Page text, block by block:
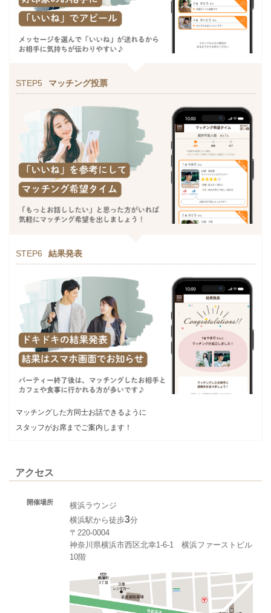
STEP5 マッチング投票
STEP6 結果発表
マッチングした方同士お話できるように
スタッフがお席までご案内します！
アクセス
開催場所
横浜ラウンジ
横浜駅から徒歩3分
〒220-0004
神奈川県横浜市西区北幸1‐6‐1 横浜ファーストビル
10階